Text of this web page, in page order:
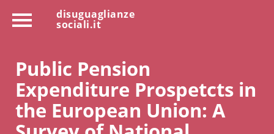
disuguaglianze
sociali.it
Public Pension
Expenditure Prospetcts in
the European Union: A